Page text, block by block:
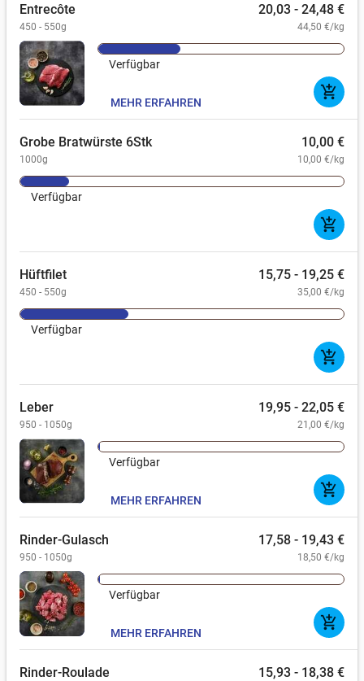
Entrecôte 20,03 - 24,48 €
450 - 550g 44,50 €/kg
Verfügbar
add_shopping_cart
MEHR ERFAHREN
Grobe Bratwürste 6Stk 10,00 €
1000g 10,00 €/kg
Verfügbar
add_shopping_cart
Hüftfilet 15,75 - 19,25 €
450 - 550g 35,00 €/kg
Verfügbar
add_shopping_cart
Leber 19,95 - 22,05 €
950 - 1050g 21,00 €/kg
Verfügbar
add_shopping_cart
MEHR ERFAHREN
Rinder-Gulasch 17,58 - 19,43 €
950 - 1050g 18,50 €/kg
Verfügbar
add_shopping_cart
MEHR ERFAHREN
Rinder-Roulade 15,93 - 18,38 €